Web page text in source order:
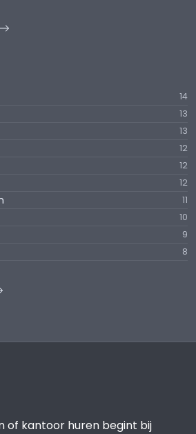
14
13
13
12
12
12
11
10
9
8
of kantoor huren begint bij